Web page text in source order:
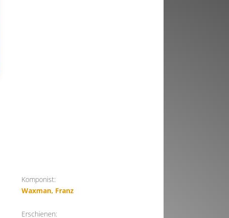
Komponist:
Waxman, Franz
Erschienen: